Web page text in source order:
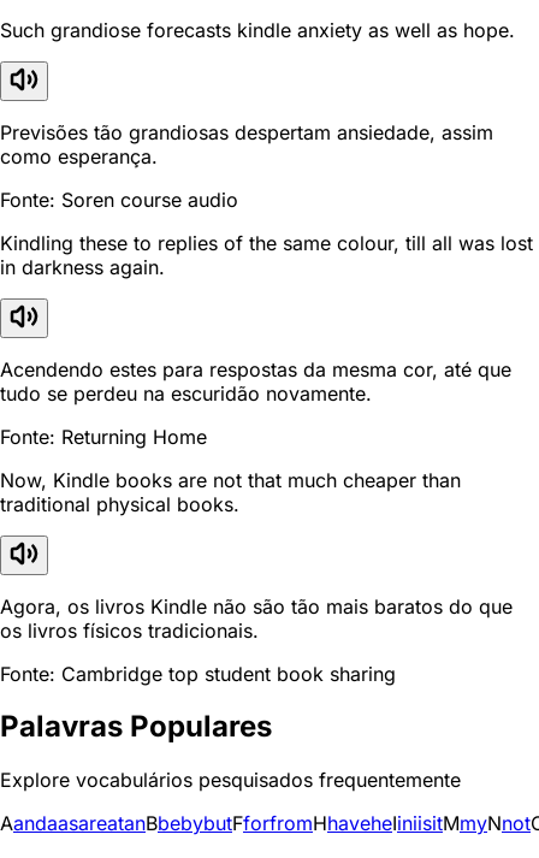
Such grandiose forecasts kindle anxiety as well as hope.
Previsões tão grandiosas despertam ansiedade, assim
como esperança.
Fonte: Soren course audio
Kindling these to replies of the same colour, till all was lost
in darkness again.
Acendendo estes para respostas da mesma cor, até que
tudo se perdeu na escuridão novamente.
Fonte: Returning Home
Now, Kindle books are not that much cheaper than
traditional physical books.
Agora, os livros Kindle não são tão mais baratos do que
os livros físicos tradicionais.
Fonte: Cambridge top student book sharing
Palavras Populares
Explore vocabulários pesquisados frequentemente
AandaasareatanBbebybutFforfromHhaveheIiniisitMmyNnot